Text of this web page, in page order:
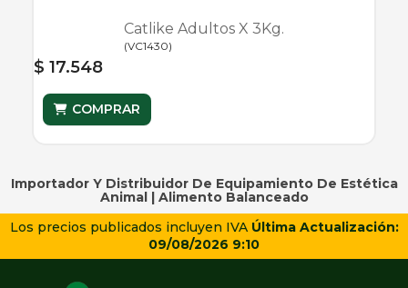
Catlike Adultos X 3Kg.
(VC1430)
$ 17.548
COMPRAR
Importador Y Distribuidor De Equipamiento De Estética
Animal | Alimento Balanceado
Los precios publicados incluyen IVA Última Actualización:
09/08/2026 9:10